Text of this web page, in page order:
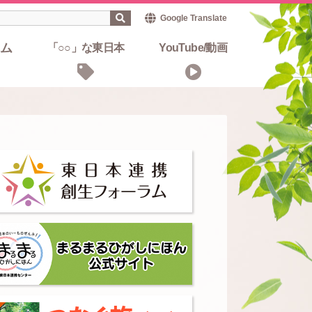
「○○」な東日本 YouTube/動画
Google Translate